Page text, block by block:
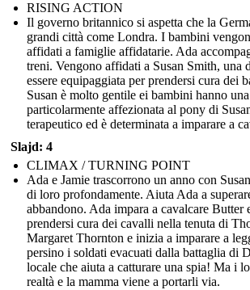
RISING ACTION
Il governo britannico si aspetta che la
grandi città come Londra. I bambini
affidati a famiglie affidatarie. Ada
treni. Vengono affidati a Susan Smith, una
essere equipaggiata per prendersi cura dei
Susan è molto gentile ei bambini hanno
particolarmente affezionata al pony di
terapeutico ed è determinata a imparare a
Slajd: 4
CLIMAX / TURNING POINT
Ada e Jamie trascorrono un anno con
di loro profondamente. Aiuta Ada a
abbandono. Ada impara a cavalcare Butter
prendersi cura dei cavalli nella tenuta di
Margaret Thornton e inizia a imparare a
persino i soldati evacuati dalla battaglia di
locale che aiuta a catturare una spia! Ma i
realtà e la mamma viene a portarli via.